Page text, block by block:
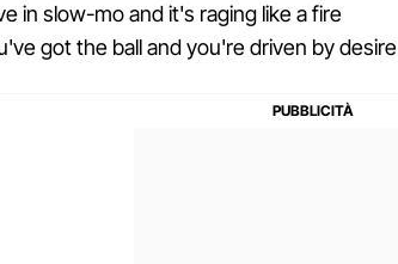
in slow-mo and it's raging like a fire
got the ball and you're driven by desire